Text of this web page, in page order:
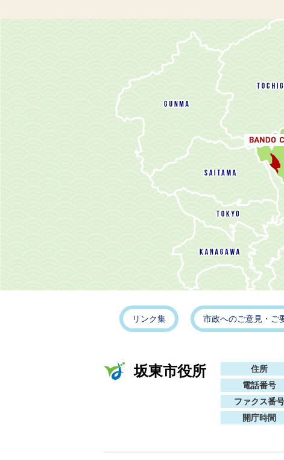
リンク集 市政へのご意見・ご
坂東市役所 住所
電話番号
ファクス番号
開庁時間